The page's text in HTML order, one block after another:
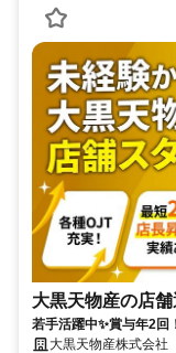
大黒天物産の店
若手活躍中✨賞与年2回
大黒天物産株式会社